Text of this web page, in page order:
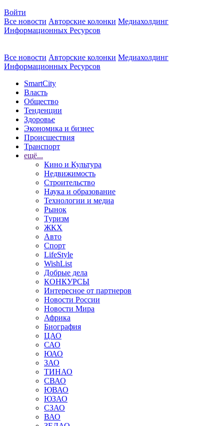
Войти
Все новости Авторские колонки Медиахолдинг
Информационных Ресурсов
Все новости Авторские колонки Медиахолдинг
Информационных Ресурсов
SmartCity
Власть
Общество
Тенденции
Здоровье
Экономика и бизнес
Происшествия
Транспорт
ещё...
Кино и Культура
Недвижимость
Строительство
Наука и образование
Технологии и медиа
Рынок
Туризм
ЖКХ
Авто
Спорт
LifeStyle
WishList
Добрые дела
КОНКУРСЫ
Интересное от партнеров
Новости России
Новости Мира
Африка
Биография
ЦАО
САО
ЮАО
ЗАО
ТИНАО
СВАО
ЮВАО
ЮЗАО
СЗАО
ВАО